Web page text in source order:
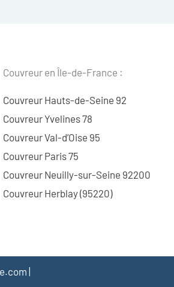
Couvreur en Île-de-France :
Couvreur Hauts-de-Seine 92
Couvreur Yvelines 78
Couvreur Val-d’Oise 95
Couvreur Paris 75
Couvreur Neuilly-sur-Seine 92200
Couvreur Herblay (95220)
|